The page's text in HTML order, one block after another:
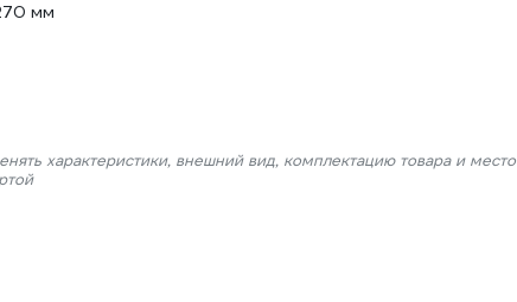
мм
характеристики, внешний вид, комплектацию товара и место